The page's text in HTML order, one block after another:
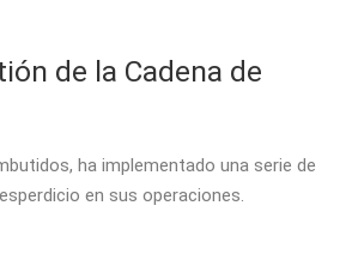
de la Cadena de
ha implementado una serie de
en sus operaciones.